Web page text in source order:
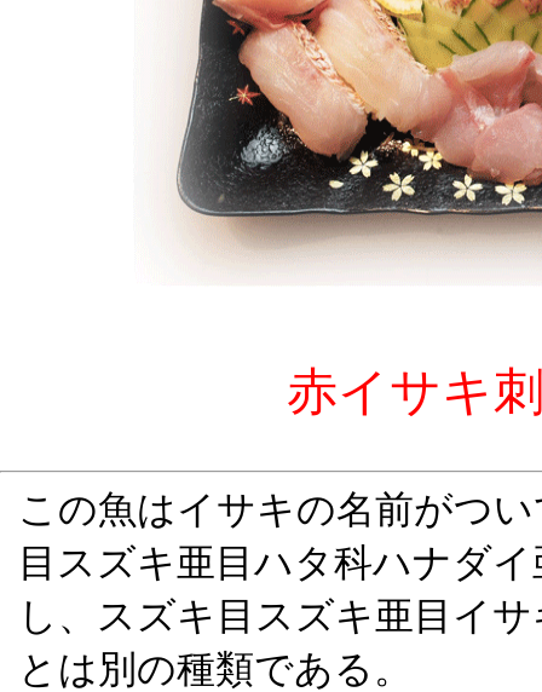
赤イサキ
この魚はイサキの名前がつ
目スズキ亜目ハタ科ハナダ
し、スズキ目スズキ亜目イ
とは別の種類である。